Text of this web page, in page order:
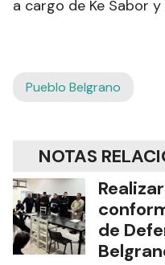
a cargo de Ke Sabor y
Pueblo Belgrano
NOTAS
de